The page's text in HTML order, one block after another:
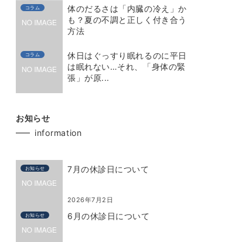
コラム
体のだるさは「内臓の冷え」か
も？夏の不調と正しく付き合う
方法
コラム
休日はぐっすり眠れるのに平日
は眠れない…それ、「身体の緊
張」が原...
お知らせ
information
お知らせ 7月の休診日について
2026年7月2日
お知らせ 6月の休診日について